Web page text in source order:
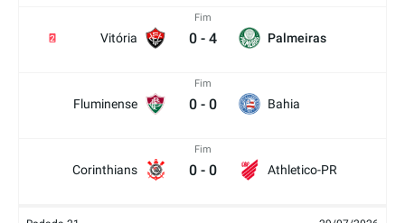
Vitória
2
Fim
0 - 4 Palmeiras
Fluminense
Fim
0 - 0 Bahia
Corinthians
Fim
0 - 0 Athletico-PR